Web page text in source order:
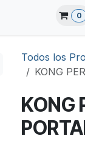
0
Todos los
KONG
KONG